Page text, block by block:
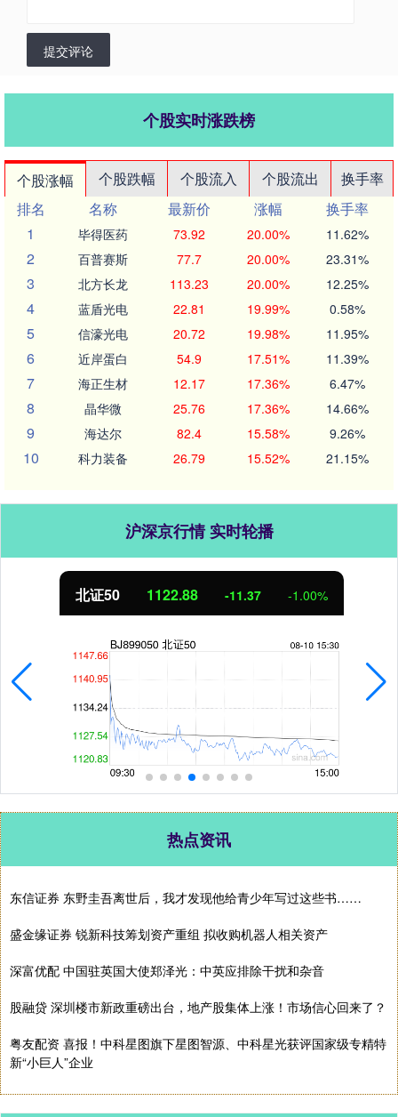
提交评论
个股实时涨跌榜
个股涨幅 个股跌幅 个股流入 个股流出
换手率
排名
名称 最新价 涨幅
换手率
1
毕得医药 73.92 20.00% 11.62%
2 百普赛斯 77.7 20.00% 23.31%
3 北方长龙 113.23 20.00% 12.25%
4 蓝盾光电 22.81 19.99% 0.58%
5 信濠光电 20.72 19.98% 11.95%
6 近岸蛋白 54.9 17.51% 11.39%
7 海正生材 12.17 17.36% 6.47%
8 晶华微 25.76 17.36% 14.66%
9 海达尔 82.4 15.58% 9.26%
10 科力装备 26.79 15.52% 21.15%
沪深京行情 实时轮播
北证50 1122.88 -11.37 -1.00%
热点资讯
东信证券 东野圭吾离世后，我才发现他给青少年写过这些书……
盛金缘证券 锐新科技筹划资产重组 拟收购机器人相关资产
深富优配 中国驻英国大使郑泽光：中英应排除干扰和杂音
股融贷 深圳楼市新政重磅出台，地产股集体上涨！市场信心回来了？
粤友配资 喜报！中科星图旗下星图智源、中科星光获评国家级专精特
新“小巨人”企业